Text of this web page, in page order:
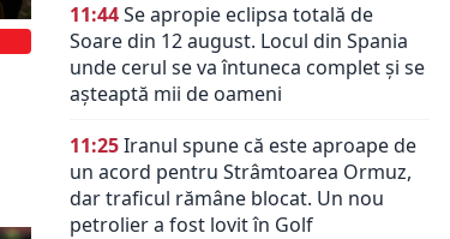
11:44Se apropie eclipsa totală de
Soare din 12 august. Locul din Spania
unde cerul se va întuneca complet și se
așteaptă mii de oameni
11:25Iranul spune că este aproape de
un acord pentru Strâmtoarea Ormuz,
dar traficul rămâne blocat. Un nou
petrolier a fost lovit în Golf